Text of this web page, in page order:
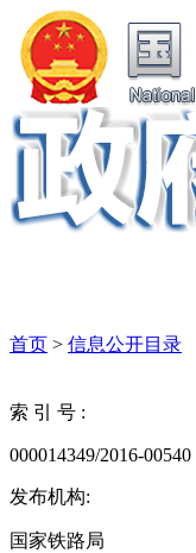
首页 > 信息公开目录
索 引 号 :
000014349/2016-00540
发布机构:
国家铁路局